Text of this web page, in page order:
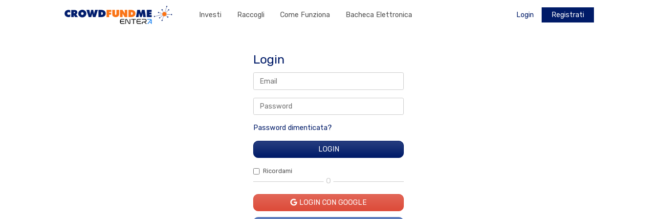
Investi Raccogli Come Funziona Bacheca Elettronica Login Registrati
Login
Password dimenticata?
Ricordami
O
LOGIN CON GOOGLE